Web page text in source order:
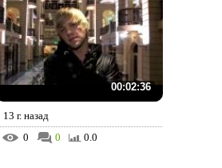
00:02:36
13 г. назад
0
0 0.0